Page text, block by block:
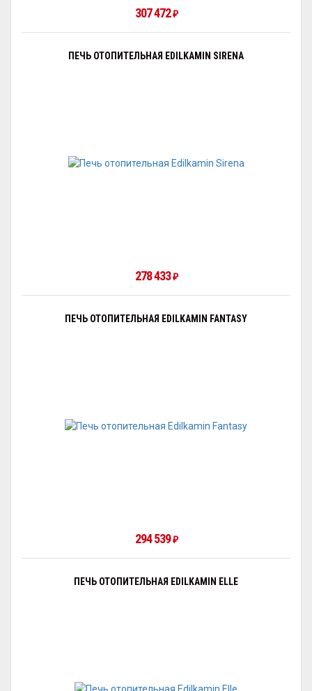
307 472 ₽
ПЕЧЬ ОТОПИТЕЛЬНАЯ EDILKAMIN SIRENA
278 433 ₽
ПЕЧЬ ОТОПИТЕЛЬНАЯ EDILKAMIN FANTASY
294 539 ₽
ПЕЧЬ ОТОПИТЕЛЬНАЯ EDILKAMIN ELLE